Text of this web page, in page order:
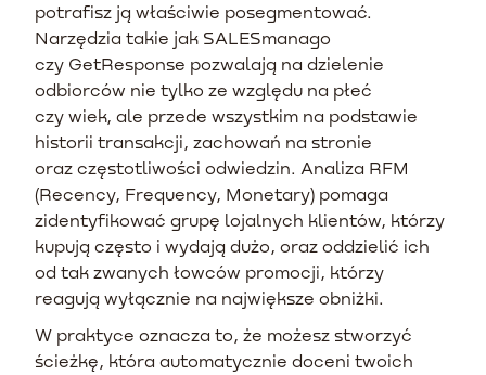
potrafisz ją właściwie posegmentować.
Narzędzia takie jak SALESmanago
czy GetResponse pozwalają na dzielenie
odbiorców nie tylko ze względu na płeć
czy wiek, ale przede wszystkim na podstawie
historii transakcji, zachowań na stronie
oraz częstotliwości odwiedzin. Analiza RFM
(Recency, Frequency, Monetary) pomaga
zidentyfikować grupę lojalnych klientów, którzy
kupują często i wydają dużo, oraz oddzielić ich
od tak zwanych łowców promocji, którzy
reagują wyłącznie na największe obniżki.
W praktyce oznacza to, że możesz stworzyć
ścieżkę, która automatycznie doceni twoich